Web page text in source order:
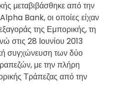
μεταβιβάσθηκε από την
Bank, οι οποίες είχαν
της Εμπορικής, τη
στις 28 Ιουνίου 2013
συγχώνευση των δύο
με την πλήρη
Τράπεζας από την